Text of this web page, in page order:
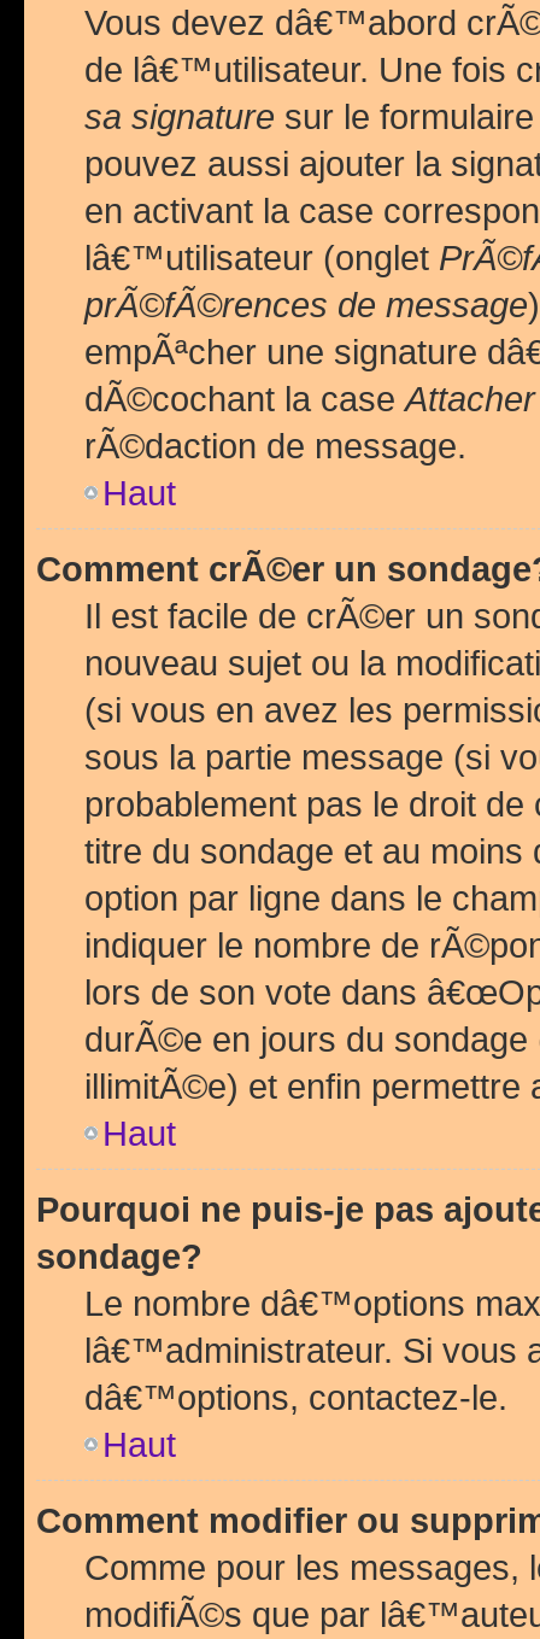
Vous devez dâ€™abord
de lâ€™utilisateur. Une fois
sa signature sur le
pouvez aussi ajouter la
en activant la case
lâ€™utilisateur (onglet
prÃ©fÃ©rences de message
empÃªcher une signature
dÃ©cochant la case
rÃ©daction de message.
Haut
Comment crÃ©er un
Il est facile de crÃ©er un
nouveau sujet ou la
(si vous en avez les
sous la partie message (si
probablement pas le droit
titre du sondage et au
option par ligne dans le
indiquer le nombre de
lors de son vote dans
durÃ©e en jours du
illimitÃ©e) et enfin permettre
Haut
Pourquoi ne puis-je pas
sondage?
Le nombre dâ€™options
lâ€™administrateur. Si vous
dâ€™options, contactez-le.
Haut
Comment modifier ou
Comme pour les messages,
modifiÃ©s que par